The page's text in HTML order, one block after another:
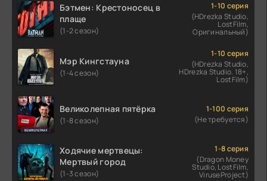
Бэтмен: Крестоносец в
плаще
(1-2 сезон)
1-10 серия
(HDrezka Studio,
LostFilm,
Оригинальный)
Мэр Кингстауна
(1-4 сезон)
1-10 серия
(HDrezka Studio,
HDrezka Studio. 18+,
LostFilm)
Великолепная пятёрка
(1-8 сезон)
1-100 серия
(Не требуется)
Ходячие мертвецы:
Мертвый город
(1-3 сезон)
1-8 серия
(Dragon Money
Studio, LostFilm,
ViruseProject)